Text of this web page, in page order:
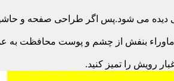
می شود.پس اگر طراحی صفحه و
رویش را تمیز کنید.